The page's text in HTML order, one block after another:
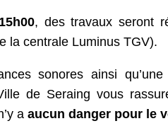
, des travaux seront
la centrale Luminus TGV).
sonores ainsi
de Seraing vous
a aucun danger pour le